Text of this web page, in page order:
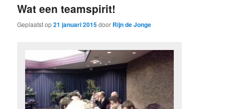
Wat een teamspirit!
Geplaatst op21 januari 2015door Rijn de Jonge